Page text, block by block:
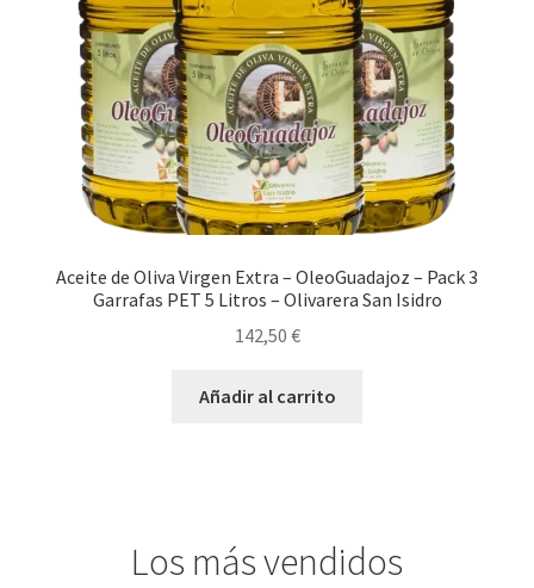
Aceite de Oliva Virgen Extra – OleoGuadajoz – Pack 3
Garrafas PET 5 Litros – Olivarera San Isidro
142,50 €
Añadir al carrito
Los más vendidos